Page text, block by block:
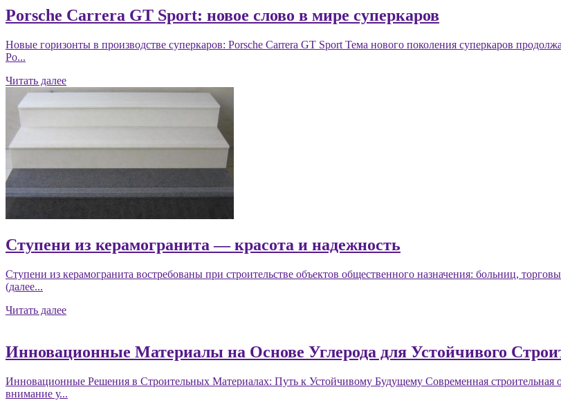
Porsche Carrera GT Sport: новое слово в мире суперкаров
Новые горизонты в производстве суперкаров: Porsche Carrera GT Sport Тема нового поколения суперкаров
Po...
Читать далее
Ступени из керамогранита — красота и надежность
Ступени из керамогранита востребованы при строительстве объектов общественного назначения: больниц,
(далее...
Читать далее
Инновационные Материалы на Основе Углерода для Устойчивого
Инновационные Решения в Строительных Материалах: Путь к Устойчивому Будущему Современная строительная
внимание у...